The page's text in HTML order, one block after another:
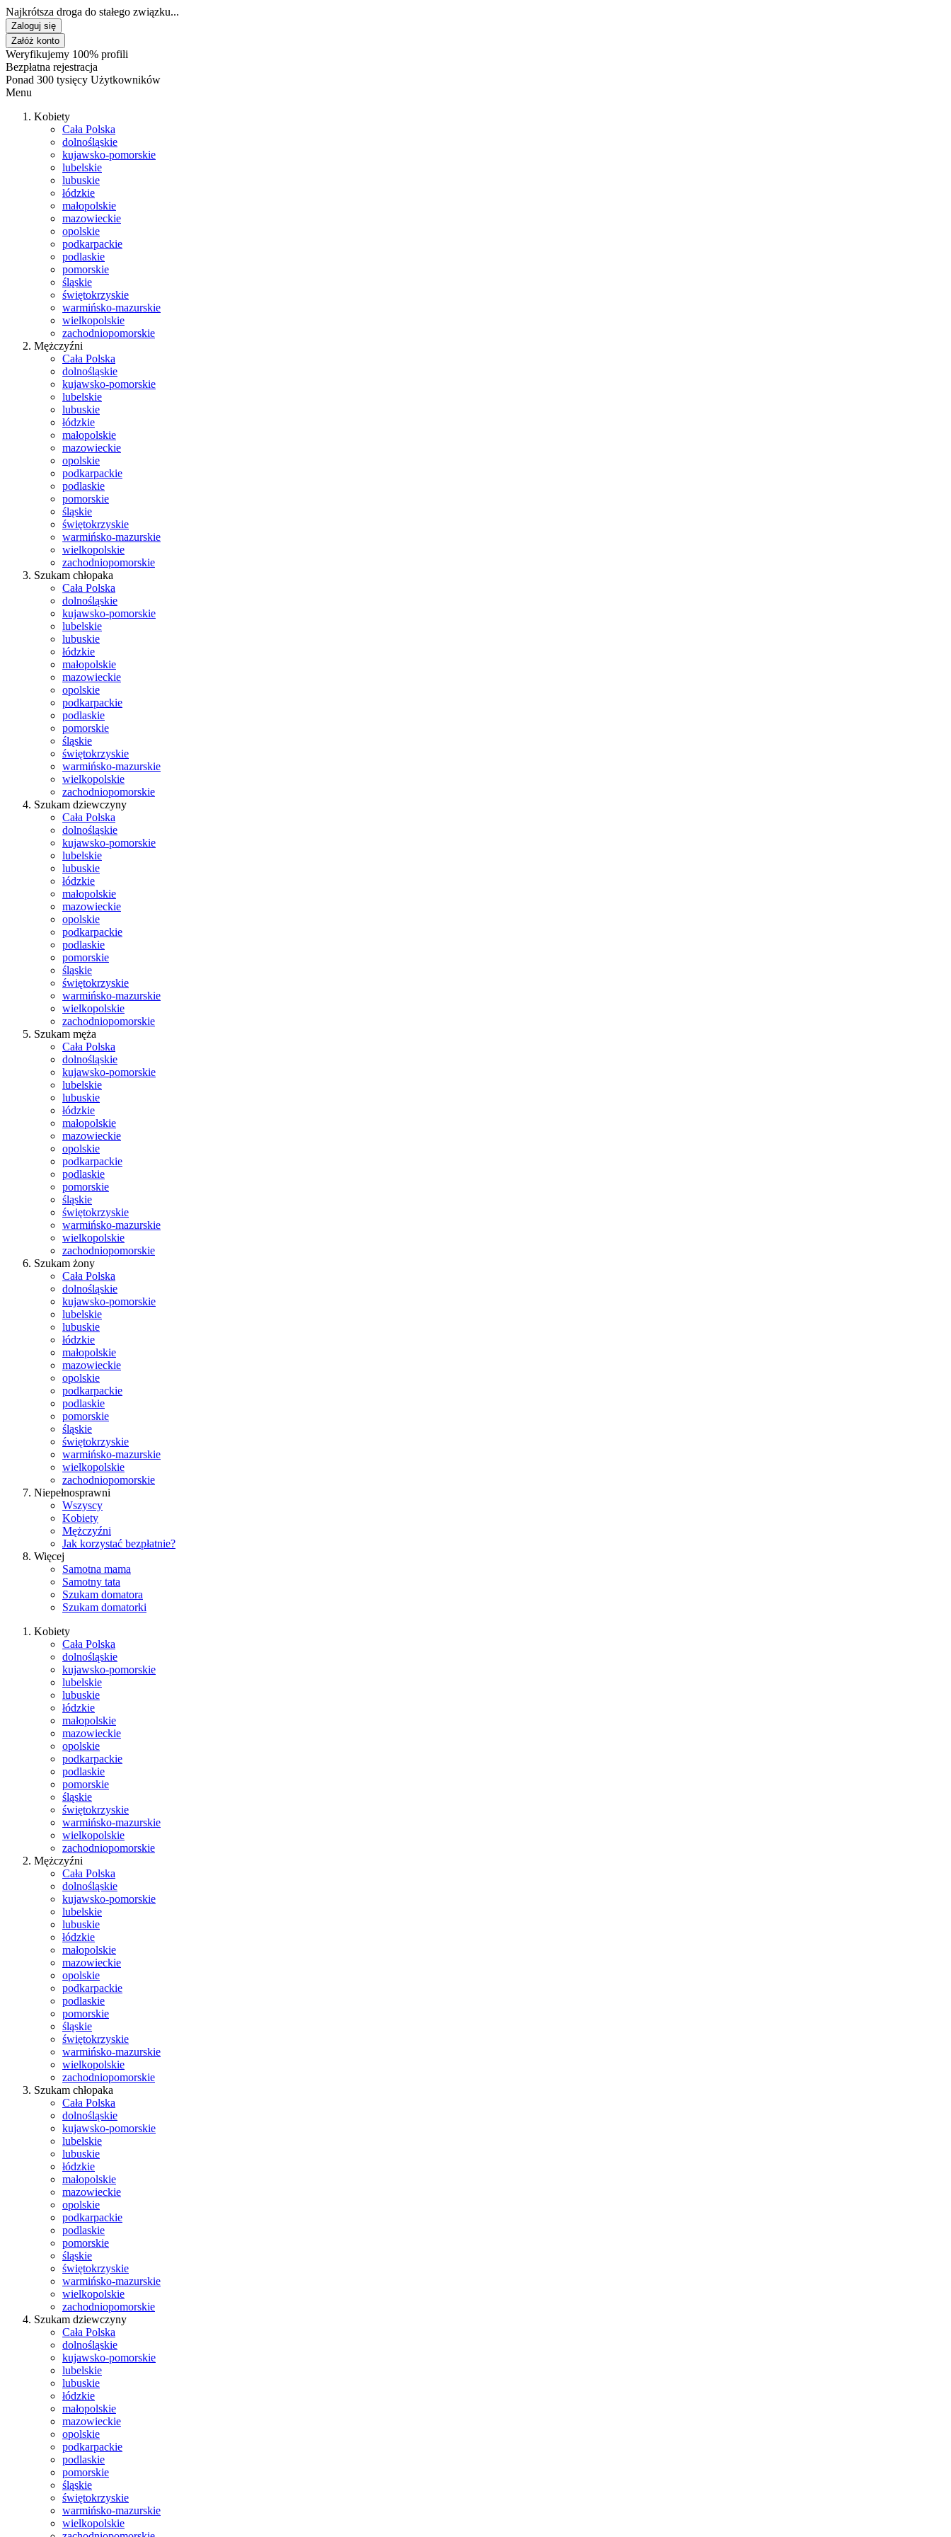
Najkrótsza droga do stałego związku...
Zaloguj się
Załóż konto
Weryfikujemy 100% profili
Bezpłatna rejestracja
Ponad 300 tysięcy Użytkowników
Menu
Kobiety
Cała Polska
dolnośląskie
kujawsko-pomorskie
lubelskie
lubuskie
łódzkie
małopolskie
mazowieckie
opolskie
podkarpackie
podlaskie
pomorskie
śląskie
świętokrzyskie
warmińsko-mazurskie
wielkopolskie
zachodniopomorskie
Mężczyźni
Cała Polska
dolnośląskie
kujawsko-pomorskie
lubelskie
lubuskie
łódzkie
małopolskie
mazowieckie
opolskie
podkarpackie
podlaskie
pomorskie
śląskie
świętokrzyskie
warmińsko-mazurskie
wielkopolskie
zachodniopomorskie
Szukam chłopaka
Cała Polska
dolnośląskie
kujawsko-pomorskie
lubelskie
lubuskie
łódzkie
małopolskie
mazowieckie
opolskie
podkarpackie
podlaskie
pomorskie
śląskie
świętokrzyskie
warmińsko-mazurskie
wielkopolskie
zachodniopomorskie
Szukam dziewczyny
Cała Polska
dolnośląskie
kujawsko-pomorskie
lubelskie
lubuskie
łódzkie
małopolskie
mazowieckie
opolskie
podkarpackie
podlaskie
pomorskie
śląskie
świętokrzyskie
warmińsko-mazurskie
wielkopolskie
zachodniopomorskie
Szukam męża
Cała Polska
dolnośląskie
kujawsko-pomorskie
lubelskie
lubuskie
łódzkie
małopolskie
mazowieckie
opolskie
podkarpackie
podlaskie
pomorskie
śląskie
świętokrzyskie
warmińsko-mazurskie
wielkopolskie
zachodniopomorskie
Szukam żony
Cała Polska
dolnośląskie
kujawsko-pomorskie
lubelskie
lubuskie
łódzkie
małopolskie
mazowieckie
opolskie
podkarpackie
podlaskie
pomorskie
śląskie
świętokrzyskie
warmińsko-mazurskie
wielkopolskie
zachodniopomorskie
Niepełnosprawni
Wszyscy
Kobiety
Mężczyźni
Jak korzystać bezpłatnie?
Więcej
Samotna mama
Samotny tata
Szukam domatora
Szukam domatorki
Kobiety
Cała Polska
dolnośląskie
kujawsko-pomorskie
lubelskie
lubuskie
łódzkie
małopolskie
mazowieckie
opolskie
podkarpackie
podlaskie
pomorskie
śląskie
świętokrzyskie
warmińsko-mazurskie
wielkopolskie
zachodniopomorskie
Mężczyźni
Cała Polska
dolnośląskie
kujawsko-pomorskie
lubelskie
lubuskie
łódzkie
małopolskie
mazowieckie
opolskie
podkarpackie
podlaskie
pomorskie
śląskie
świętokrzyskie
warmińsko-mazurskie
wielkopolskie
zachodniopomorskie
Szukam chłopaka
Cała Polska
dolnośląskie
kujawsko-pomorskie
lubelskie
lubuskie
łódzkie
małopolskie
mazowieckie
opolskie
podkarpackie
podlaskie
pomorskie
śląskie
świętokrzyskie
warmińsko-mazurskie
wielkopolskie
zachodniopomorskie
Szukam dziewczyny
Cała Polska
dolnośląskie
kujawsko-pomorskie
lubelskie
lubuskie
łódzkie
małopolskie
mazowieckie
opolskie
podkarpackie
podlaskie
pomorskie
śląskie
świętokrzyskie
warmińsko-mazurskie
wielkopolskie